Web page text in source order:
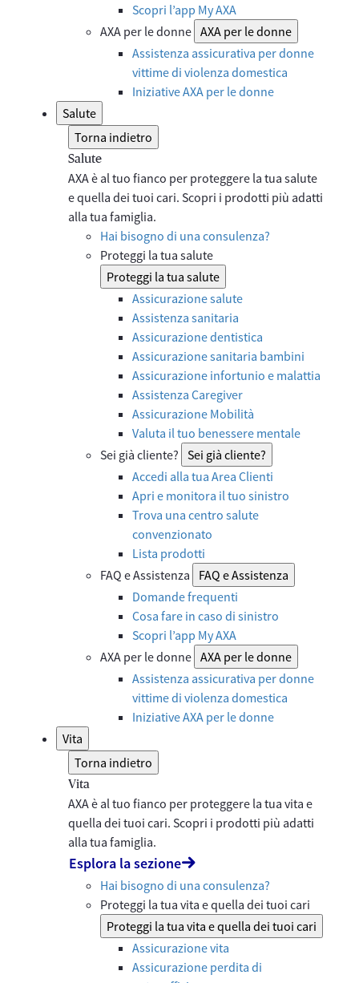
Scopri l’app My AXA
AXA per le donne AXA per le donne
Assistenza assicurativa per donne
vittime di violenza domestica
Iniziative AXA per le donne
Salute
Torna indietro
Salute
AXA è al tuo fianco per proteggere la tua salute
e quella dei tuoi cari. Scopri i prodotti più adatti
alla tua famiglia.
Hai bisogno di una consulenza?
Proteggi la tua salute
Proteggi la tua salute
Assicurazione salute
Assistenza sanitaria
Assicurazione dentistica
Assicurazione sanitaria bambini
Assicurazione infortunio e malattia
Assistenza Caregiver
Assicurazione Mobilità
Valuta il tuo benessere mentale
Sei già cliente? Sei già cliente?
Accedi alla tua Area Clienti
Apri e monitora il tuo sinistro
Trova una centro salute
convenzionato
Lista prodotti
FAQ e Assistenza
FAQ e Assistenza
Domande frequenti
Cosa fare in caso di sinistro
Scopri l’app My AXA
AXA per le donne AXA per le donne
Assistenza assicurativa per donne
vittime di violenza domestica
Iniziative AXA per le donne
Vita
Torna indietro
Vita
AXA è al tuo fianco per proteggere la tua vita e
quella dei tuoi cari. Scopri i prodotti più adatti
alla tua famiglia.
Esplora la sezione
Hai bisogno di una consulenza?
Proteggi la tua vita e quella dei tuoi cari
Proteggi la tua vita e quella dei tuoi cari
Assicurazione vita
Assicurazione perdita di